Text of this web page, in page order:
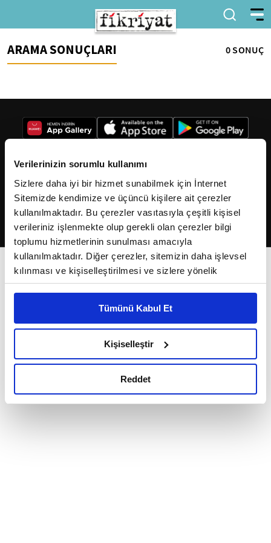
Verilerinizin sorumlu kullanımı
Sizlere daha iyi bir hizmet sunabilmek için İnternet
Sitemizde kendimize ve üçüncü kişilere ait çerezler
kullanılmaktadır. Bu çerezler vasıtasıyla çeşitli kişisel
verileriniz işlenmekte olup gerekli olan çerezler bilgi
toplumu hizmetlerinin sunulması amacıyla
kullanılmaktadır. Diğer çerezler, sitemizin daha işlevsel
kılınması ve kişiselleştirilmesi ve sizlere yönelik
reklam/pazarlama faaliyetlerinin yapılması, amaçlarıyla
Çerezlere ilişkin tercihlerinizi çerez paneli vasıtasıyla
belirleyebilirsiniz. Çerezlere ilişkin detaylı bilgi için
Ayarlar butonuna tıklayabilir,Çerez Bilgilendirme
Metnimizi ziyaret edebilirsiniz.
okumak ve sitemizi ziyaretiniz kapsamında
Tümünü Kabul Et
Kişiselleştir
Reddet
ARAMA SONUÇLARI 0 SONUÇ
2026Fikriyat. Tüm hakları saklıdır.